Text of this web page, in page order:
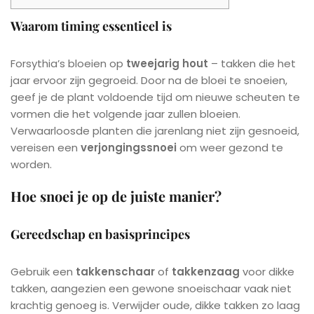
Waarom timing essentieel is
Forsythia’s bloeien op tweejarig hout – takken die het
jaar ervoor zijn gegroeid. Door na de bloei te snoeien,
geef je de plant voldoende tijd om nieuwe scheuten te
vormen die het volgende jaar zullen bloeien.
Verwaarloosde planten die jarenlang niet zijn gesnoeid,
vereisen een verjongingssnoei om weer gezond te
worden.
Hoe snoei je op de juiste manier?
Gereedschap en basisprincipes
Gebruik een takkenschaarof takkenzaag voor dikke
takken, aangezien een gewone snoeischaar vaak niet
krachtig genoeg is. Verwijder oude, dikke takken zo laag